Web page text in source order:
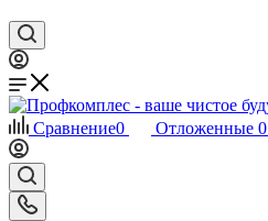
Сравнение0 Отложенные 0